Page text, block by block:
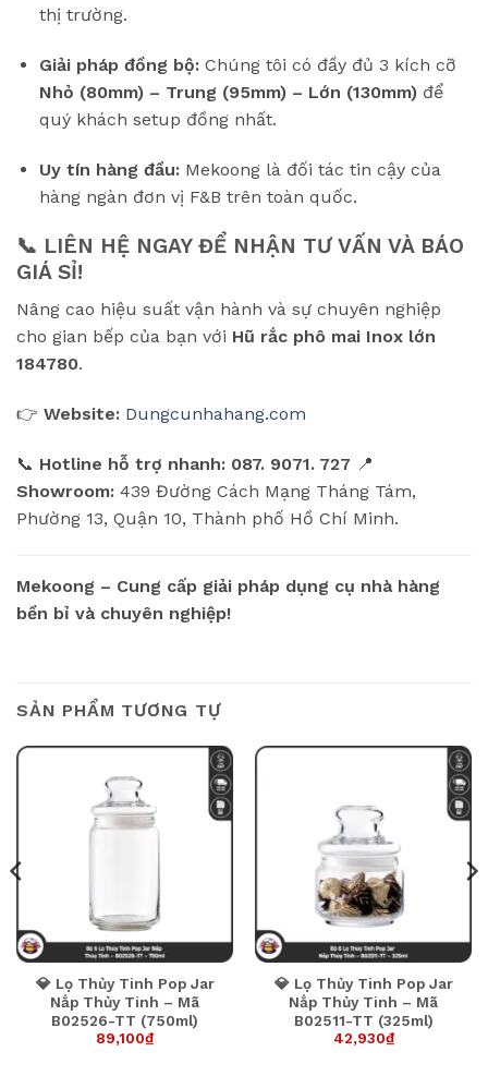
thị trường.
Giải pháp đồng bộ:Chúng tôi có đầy đủ 3 kích cỡ
Nhỏ (80mm) – Trung (95mm) – Lớn (130mm)để
quý khách setup đồng nhất.
Uy tín hàng đầu:Mekoong là đối tác tin cậy của
hàng ngàn đơn vị F&B trên toàn quốc.
📞 LIÊN HỆ NGAY ĐỂ NHẬN TƯ VẤN VÀ BÁO
GIÁ SỈ!
Nâng cao hiệu suất vận hành và sự chuyên nghiệp
cho gian bếp của bạn với Hũ rắc phô mai Inox lớn
184780.
👉 Website: Dungcunhahang.com
📞 Hotline hỗ trợ nhanh: 087. 9071. 727 📍
Showroom: 439 Đường Cách Mạng Tháng Tám,
Phường 13, Quận 10, Thành phố Hồ Chí Minh.
Mekoong – Cung cấp giải pháp dụng cụ nhà hàng
bền bỉ và chuyên nghiệp!
SẢN PHẨM TƯƠNG TỰ
💎 Lọ Thủy Tinh Pop Jar
Nắp Thủy Tinh – Mã
B02526-TT (750ml)
89,100₫
💎 Lọ Thủy Tinh Pop Jar
Nắp Thủy Tinh – Mã
B02511-TT (325ml)
42,930₫